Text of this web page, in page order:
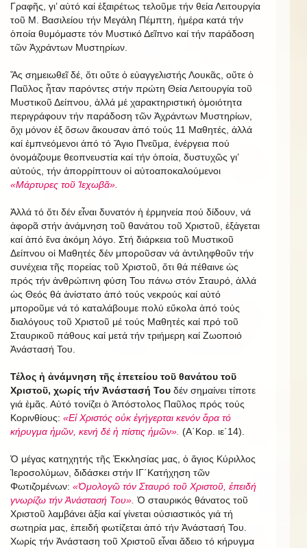
Γραφῆς, γι’ αὐτό καί ἐξαιρέτως τελοῦμε τήν θεία Λειτουργία
τοῦ Μ. Βασιλείου τήν Μεγάλη Πέμπτη, ἡμέρα κατά τήν
ὁποία θυμόμαστε τόν Μυστικό Δεῖπνο καί τήν παράδοση
τῶν Ἀχράντων Μυστηρίων.
Ἄς σημειωθεῖ δέ, ὅτι οὔτε ὁ εὐαγγελιστής Λουκᾶς, οὔτε ὁ
Παῦλος ἦταν παρόντες στήν πρώτη Θεία Λειτουργία τοῦ
Μυστικοῦ Δείπνου, ἀλλά μέ χαρακτηριστική ὁμοιότητα
περιγράφουν τήν παράδοση τῶν Ἀχράντων Μυστηρίων,
ὄχι μόνον ἐξ ὅσων ἄκουσαν ἀπό τούς 11 Μαθητές, ἀλλά
καί ἐμπνεόμενοι ἀπό τό Ἅγιο Πνεῦμα, ἐνέργεια πού
ὀνομάζουμε θεοπνευστία καί τήν ὁποία, δυστυχῶς γι’
αὐτούς, τήν ἀπορρίπτουν οἱ αὐτοαποκαλούμενοι
«Μάρτυρες τοῦ Ἰεχωβᾶ».
Ἀλλά τό ὅτι δέν εἶναι δυνατόν ἡ ἑρμηνεία πού δίδουν, νά
ἀφορᾶ στήν ἀνάμνηση τοῦ θανάτου τοῦ Χριστοῦ, ἐξάγεται
καί ἀπό ἕνα ἀκόμη λόγο. Στή διάρκεια τοῦ Μυστικοῦ
Δείπνου οἱ Μαθητές δέν μποροῦσαν νά ἀντιληφθοῦν τήν
συνέχεια τῆς πορείας τοῦ Χριστοῦ, ὅτι θά πέθαινε ὡς
πρός τήν ἀνθρώπινη φύση Του πάνω στόν Σταυρό, ἀλλά
ὡς Θεός θά ἀνίστατο ἀπό τούς νεκρούς καί αὐτό
μποροῦμε νά τό καταλάβουμε πολύ εὔκολα ἀπό τούς
διαλόγους τοῦ Χριστοῦ μέ τούς Μαθητές καί πρό τοῦ
Σταυρικοῦ πάθους καί μετά τήν τριήμερη καί Ζωοποιό
Ἀνάστασή Του.
Τέλος ἡ ἀνάμνηση τῆς ἐπετείου τοῦ θανάτου τοῦ
Χριστοῦ, χωρίς τήν Ἀνάστασή Του δέν σημαίνει τίποτε
γιά ἐμᾶς. Αὐτό τονίζει ὁ Ἀπόστολος Παῦλος πρός τούς
Κορινθίους: «Εἰ Χριστός οὐκ ἐγήγερται κενόν ἄρα τό
κήρυγμα ἡμῶν, κενή δέ ἡ πίστις ἡμῶν». (Α΄Κορ. ιε΄14).
Ὁ μέγας κατηχητής τῆς Ἐκκλησίας μας, ὁ ἅγιος Κύριλλος
Ἱεροσολύμων, διδάσκει στήν ΙΓ΄Κατήχηση τῶν
Φωτιζομένων: «Ὁμολογῶ τόν Σταυρό τοῦ Χριστοῦ, ἐπειδή
γνωρίζω τήν Ἀνάστασή Του». Ὁ σταυρικός θάνατος τοῦ
Χριστοῦ λαμβάνει ἀξία καί γίνεται οὐσιαστικός γιά τή
σωτηρία μας, ἐπειδή φωτίζεται ἀπό τήν Ἀνάστασή Του.
Χωρίς τήν Ἀνάσταση τοῦ Χριστοῦ εἶναι ἄδειο τό κήρυγμα